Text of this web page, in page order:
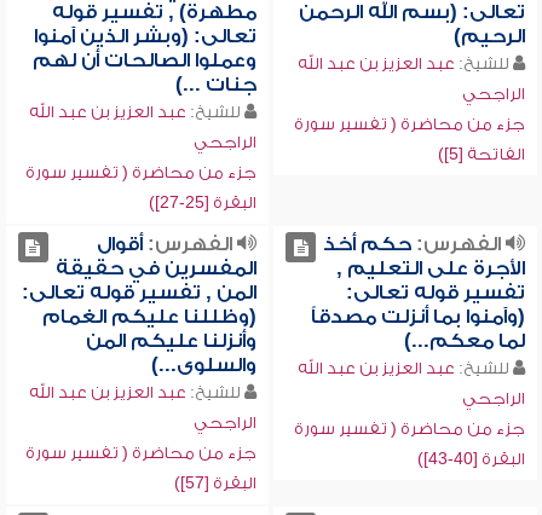
تعالى: (بسم الله الرحمن
الرحيم)
للشيخ: عبد العزيز بن عبد الله
الراجحي
جزء من محاضرة ( تفسير سورة
الفاتحة [5])
مطهرة) , تفسير قوله
تعالى: (وبشر الذين آمنوا
وعملوا الصالحات أن لهم
جنات ...)
للشيخ: عبد العزيز بن عبد الله
الراجحي
جزء من محاضرة ( تفسير سورة
البقرة [25-27])
الفهرس:حكم أخذ
الأجرة على التعليم ,
تفسير قوله تعالى:
(وآمنوا بما أنزلت مصدقاً
لما معكم...)
للشيخ: عبد العزيز بن عبد الله
الراجحي
جزء من محاضرة ( تفسير سورة
البقرة [40-43])
الفهرس:أقوال
المفسرين في حقيقة
المن , تفسير قوله تعالى:
(وظللنا عليكم الغمام
وأنزلنا عليكم المن
والسلوى...)
للشيخ: عبد العزيز بن عبد الله
الراجحي
جزء من محاضرة ( تفسير سورة
البقرة [57])